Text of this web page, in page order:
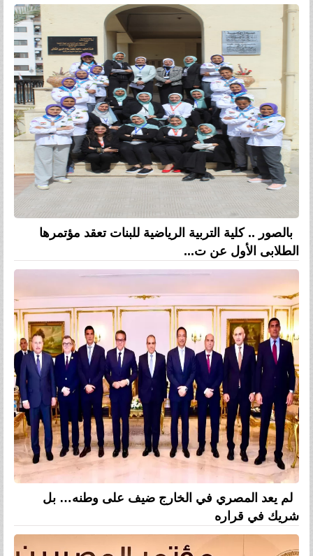
بالصور .. كلية التربية الرياضية للبنات تعقد مؤتمرها
الطلابى الأول عن ت...
لم يعد المصري في الخارج ضيف على وطنه… بل
شريك في قراره